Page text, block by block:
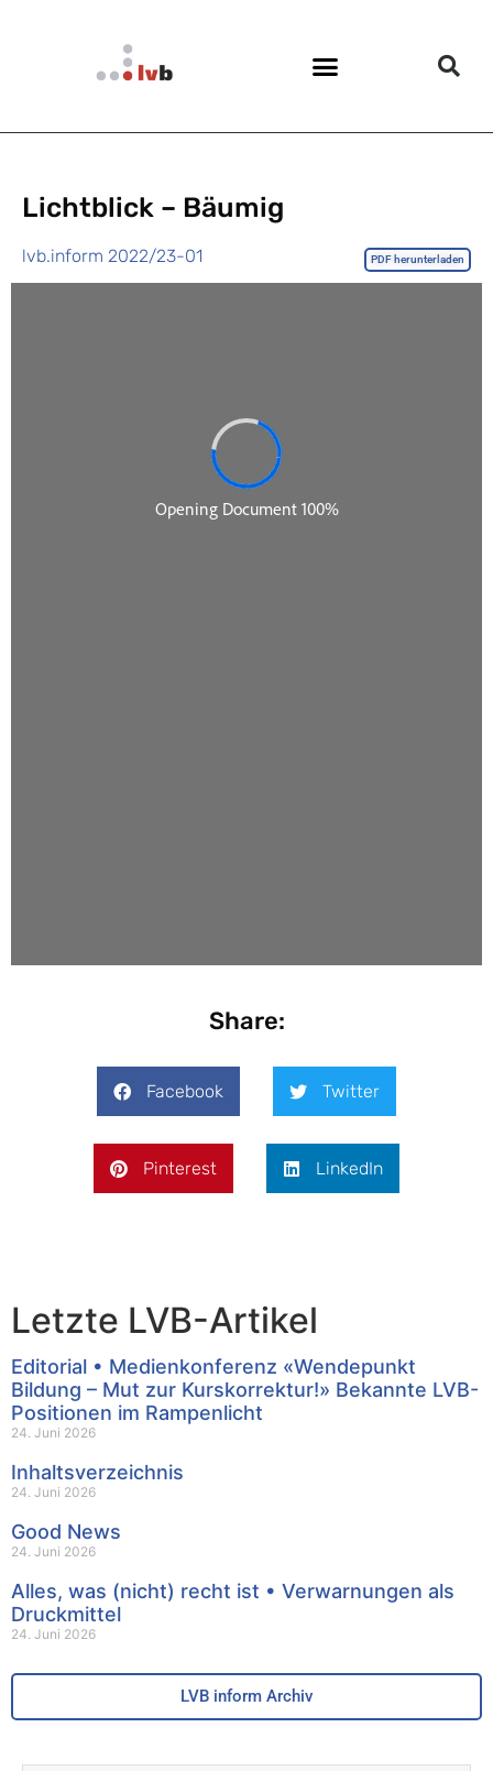
Lichtblick – Bäumig
lvb.inform 2022/23-01 PDF herunterladen
Share:
Facebook Twitter
Pinterest LinkedIn
Letzte LVB-Artikel
Editorial • Medienkonferenz «Wendepunkt
Bildung – Mut zur Kurskorrektur!» Bekannte LVB-
Positionen im Rampenlicht
24. Juni 2026
Inhaltsverzeichnis
24. Juni 2026
Good News
24. Juni 2026
Alles, was (nicht) recht ist • Verwarnungen als
Druckmittel
24. Juni 2026
LVB inform Archiv